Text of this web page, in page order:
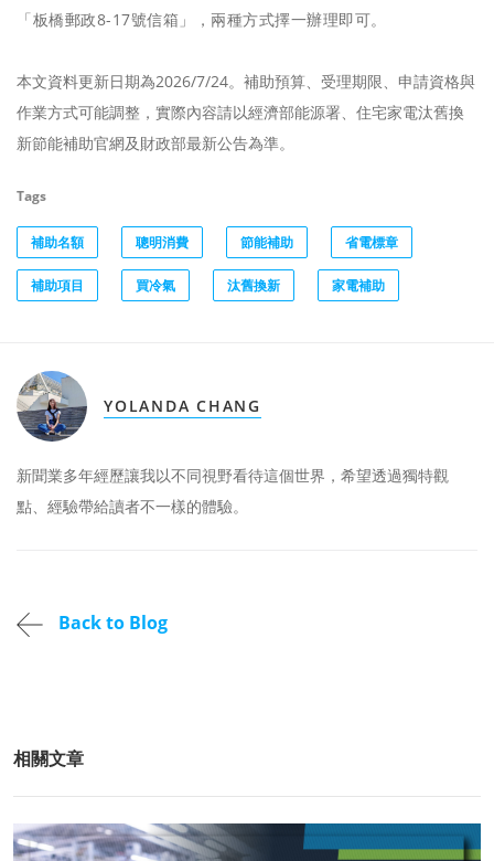
「板橋郵政8-17號信箱」，兩種方式擇一辦理即可。
本文資料更新日期為2026/7/24。補助預算、受理期限、申請資格與
作業方式可能調整，實際內容請以經濟部能源署、住宅家電汰舊換
新節能補助官網及財政部最新公告為準。
Tags
補助名額 聰明消費 節能補助 省電標章
補助項目 買冷氣 汰舊換新 家電補助
YOLANDA CHANG
新聞業多年經歷讓我以不同視野看待這個世界，希望透過獨特觀
點、經驗帶給讀者不一樣的體驗。
Back to Blog
相關文章